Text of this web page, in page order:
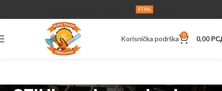
STIHL
Korisnička podrška 0 0,00